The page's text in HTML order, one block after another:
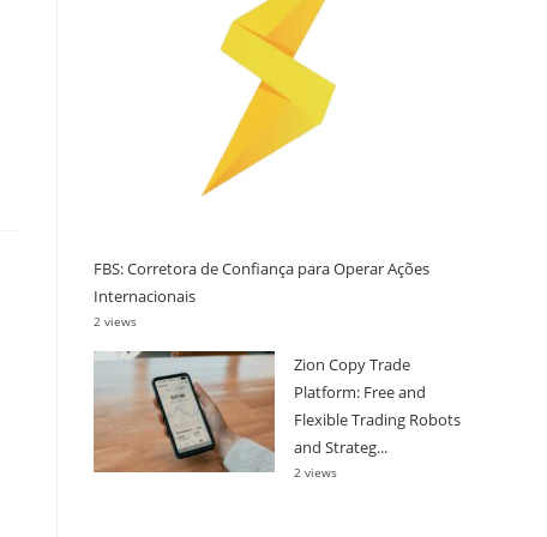
FBS: Corretora de Confiança para Operar Ações
Internacionais
2 views
Zion Copy Trade
Platform: Free and
Flexible Trading Robots
and Strateg...
2 views